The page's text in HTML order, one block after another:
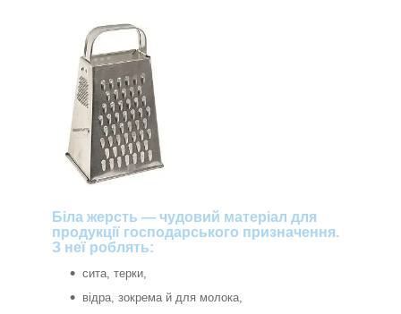
Біла жерсть — чудовий матеріал для
продукції господарського призначення.
З неї роблять:
сита, терки,
відра, зокрема й для молока,